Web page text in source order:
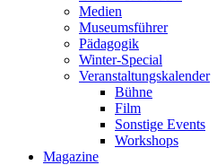
Medien
Museumsführer
Pädagogik
Winter-Special
Veranstaltungskalender
Bühne
Film
Sonstige Events
Workshops
Magazine